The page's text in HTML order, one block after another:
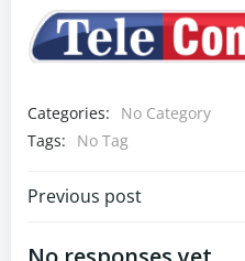
Categories:
No Category
Tags:
No Tag
Navigazione
Previous post